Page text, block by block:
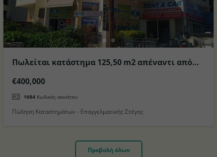
Πωλείται κατάστημα 125,50 m2 απέναντι από
€400,000
1684 Κωδικός ακινήτου
Πώληση Καταστημάτων - Επαγγελματικής Στέγης
Προβολή όλων